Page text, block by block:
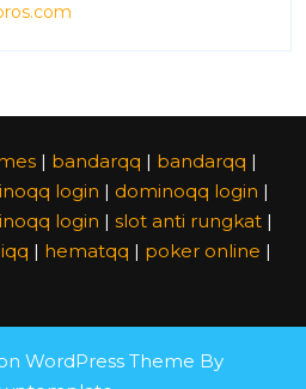
| bandarqq | bandarqq |
login | dominoqq login |
login | slot anti rungkat |
| hematqq | poker online |
WordPress Theme By